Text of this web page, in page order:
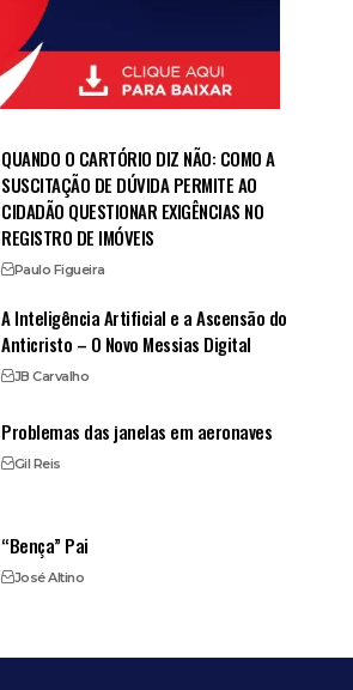
QUANDO O CARTÓRIO DIZ NÃO: COMO A
SUSCITAÇÃO DE DÚVIDA PERMITE AO
CIDADÃO QUESTIONAR EXIGÊNCIAS NO
REGISTRO DE IMÓVEIS
Paulo Figueira
A Inteligência Artificial e a Ascensão do
Anticristo – O Novo Messias Digital
JB Carvalho
Problemas das janelas em aeronaves
Gil Reis
“Bença” Pai
José Altino